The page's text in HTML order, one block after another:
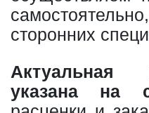
сторонних
Актуальная
указана на